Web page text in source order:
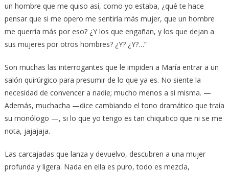
un hombre que me quiso así, como yo estaba, ¿qué te hace
pensar que si me opero me sentiría más mujer, que un hombre
me querría más por eso? ¿Y los que engañan, y los que dejan a
sus mujeres por otros hombres? ¿Y? ¿Y?…”
Son muchas las interrogantes que le impiden a María entrar a un
salón quirúrgico para presumir de lo que ya es. No siente la
necesidad de convencer a nadie; mucho menos a sí misma. —
Además, muchacha —dice cambiando el tono dramático que traía
su monólogo —, si lo que yo tengo es tan chiquitico que ni se me
nota, jajajaja.
Las carcajadas que lanza y devuelvo, descubren a una mujer
profunda y ligera. Nada en ella es puro, todo es mezcla,